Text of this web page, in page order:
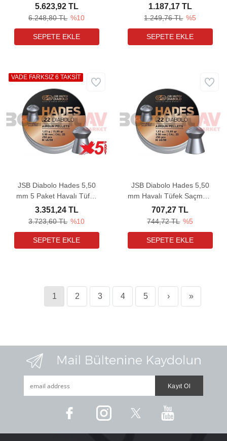
5 Paket Havalı Tüfek
Saçması (8,02 Grain -
6.248,80 TL %10
5.623,92 TL
Havalı Tüfek Saçması
(8,02 Grain - 200 Adet)
1.249,76 TL %5
1.187,17 TL
JSB Diabolo Hades 5,50
mm 5 Paket Havalı Tüfek
Saçması (15,89 Grain -
1250 Adet)
3.723,60 TL %10
3.351,24 TL
VADE FARKSIZ 6 TAKSİT
JSB Diabolo Hades 5,50
mm Havalı Tüfek Saçması
(15,89 Grain -250 Adet)
744,72 TL %5
707,27 TL
1 2 3 4 5 › »